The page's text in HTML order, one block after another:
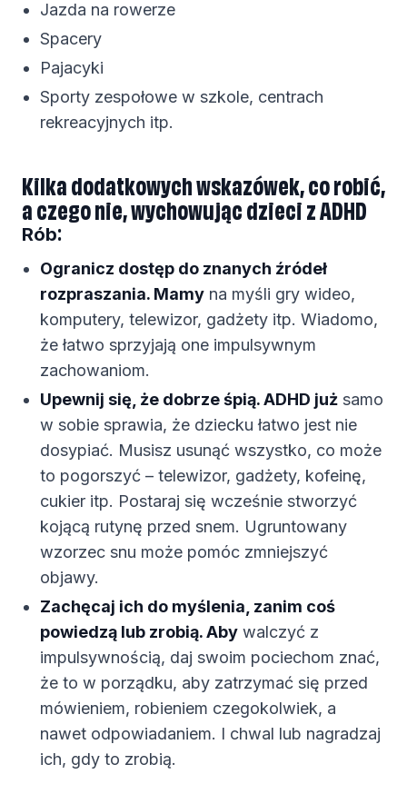
Jazda na rowerze
Spacery
Pajacyki
Sporty zespołowe w szkole, centrach
rekreacyjnych itp.
Kilka dodatkowych wskazówek, co robić,
a czego nie, wychowując dzieci z ADHD
Rób:
Ogranicz dostęp do znanych źródeł
rozpraszania. Mamy na myśli gry wideo,
komputery, telewizor, gadżety itp. Wiadomo,
że łatwo sprzyjają one impulsywnym
zachowaniom.
Upewnij się, że dobrze śpią. ADHD już samo
w sobie sprawia, że dziecku łatwo jest nie
dosypiać. Musisz usunąć wszystko, co może
to pogorszyć – telewizor, gadżety, kofeinę,
cukier itp. Postaraj się wcześnie stworzyć
kojącą rutynę przed snem. Ugruntowany
wzorzec snu może pomóc zmniejszyć
objawy.
Zachęcaj ich do myślenia, zanim coś
powiedzą lub zrobią. Aby walczyć z
impulsywnością, daj swoim pociechom znać,
że to w porządku, aby zatrzymać się przed
mówieniem, robieniem czegokolwiek, a
nawet odpowiadaniem. I chwal lub nagradzaj
ich, gdy to zrobią.